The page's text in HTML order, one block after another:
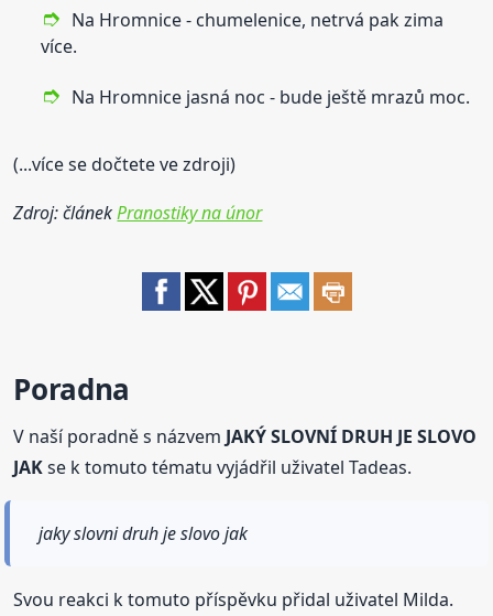
Na Hromnice - chumelenice, netrvá pak zima
více.
Na Hromnice jasná noc - bude ještě mrazů moc.
(...více se dočtete ve zdroji)
Zdroj: článekPranostiky na únor
Poradna
V naší poradně s názvem JAKÝ SLOVNÍ DRUH JE SLOVO
JAKse k tomuto tématu vyjádřil uživatel Tadeas.
jaky slovni druh je slovo jak
Svou reakci k tomuto příspěvku přidal uživatel Milda.